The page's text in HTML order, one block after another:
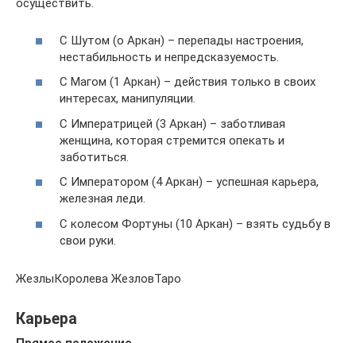
осуществить.
С Шутом (о Аркан) – перепады настроения,
нестабильность и непредсказуемость.
С Магом (1 Аркан) – действия только в своих
интересах, манипуляции.
С Императрицей (3 Аркан) – заботливая
женщина, которая стремится опекать и
заботиться.
С Императором (4 Аркан) – успешная карьера,
железная леди.
С колесом Фортуны (10 Аркан) – взять судьбу в
свои руки.
ЖезлыКоролева ЖезловТаро
Карьера